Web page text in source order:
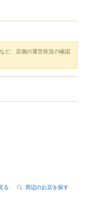
ど、店舗の運営状況の確認
る 周辺のお店を探す